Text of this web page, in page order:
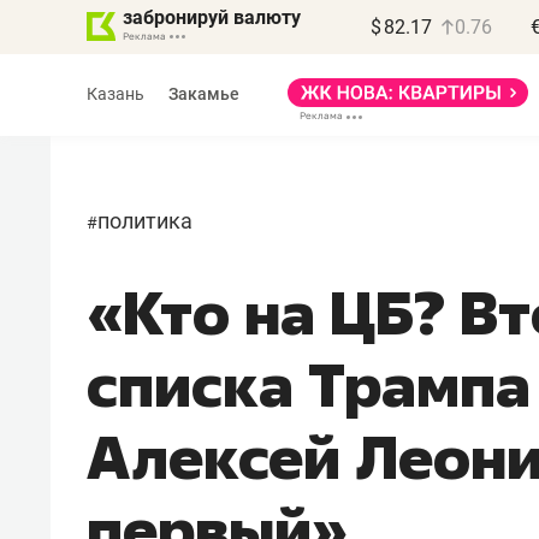
забронируй валюту $ 82.17 0.76
Казань Закамье
#политика
«Кто на ЦБ?
списка
Алексей
Василь Мазитов
МАРТ
«Не зная местных
правил, бизнес может
потерять минимум